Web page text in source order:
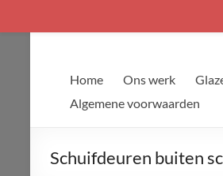
Home Ons werk
Algemene voorwaarden
Schuifdeuren buiten